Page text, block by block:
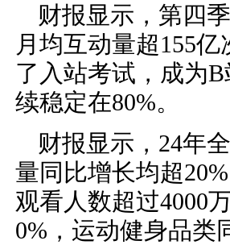
财报显示，第四
月均互动量超155
了入站考试，成为
续稳定在80%。
财报显示，24年
量同比增长均超
观看人数超过4000
0%，运动健身品类